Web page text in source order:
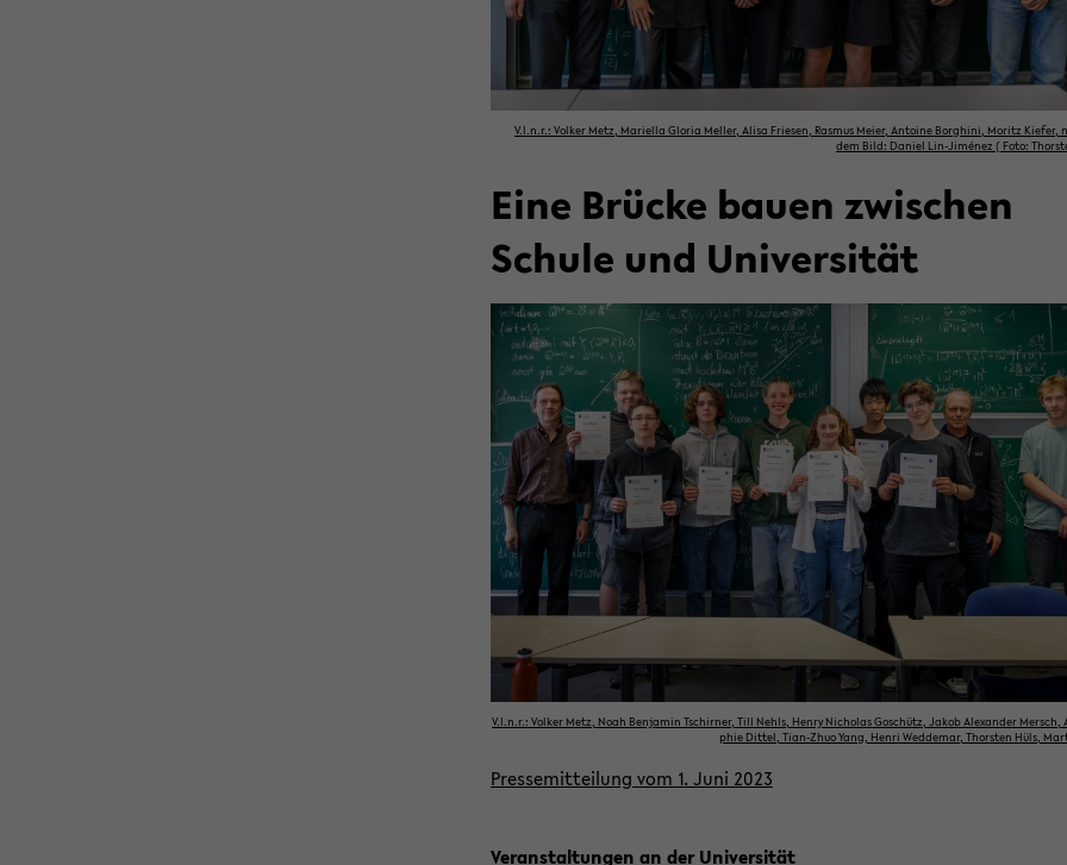
V.l.n.r.: Vol­ker Metz, Ma­ri­el­la Glo­ria Mel­ler, Alisa Frie­sen, Ras­mus Meier, An­toi­ne Bor­ghi­ni, Mo­ritz Kie­fer,
dem Bild: Da­ni­el Lin-​Jiménez ( Foto:
Eine Brü­cke bauen zwi­schen
Schu­le und Uni­ver­si­tät
V.l.n.r.: Vol­ker Metz, Noah Ben­ja­min Tschirner, Till Nehls, Henry Ni­cho­las Go­schütz, Jakob Alex­an­der Mersch,
phie Dit­tel, Tian-​Zhuo Yang, Henri Wed­de­mar, Thors­ten Hüls,
Pres­se­mit­tei­lung vom 1. Juni 2023
Ver­an­stal­tun­gen an der Uni­ver­si­tät